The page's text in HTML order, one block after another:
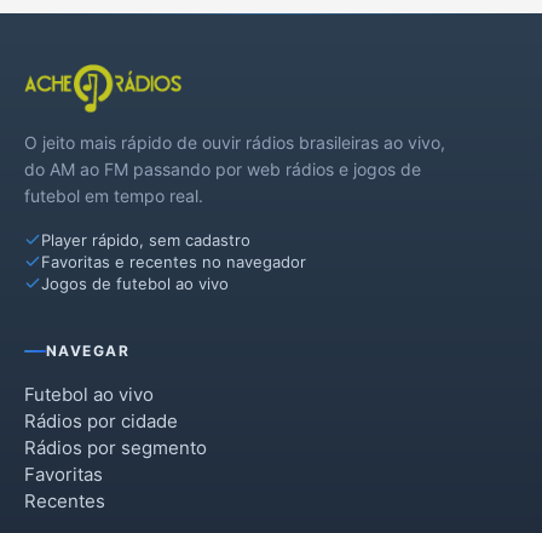
O jeito mais rápido de ouvir rádios brasileiras ao vivo,
do AM ao FM passando por web rádios e jogos de
futebol em tempo real.
Player rápido, sem cadastro
Favoritas e recentes no navegador
Jogos de futebol ao vivo
NAVEGAR
Futebol ao vivo
Rádios por cidade
Rádios por segmento
Favoritas
Recentes